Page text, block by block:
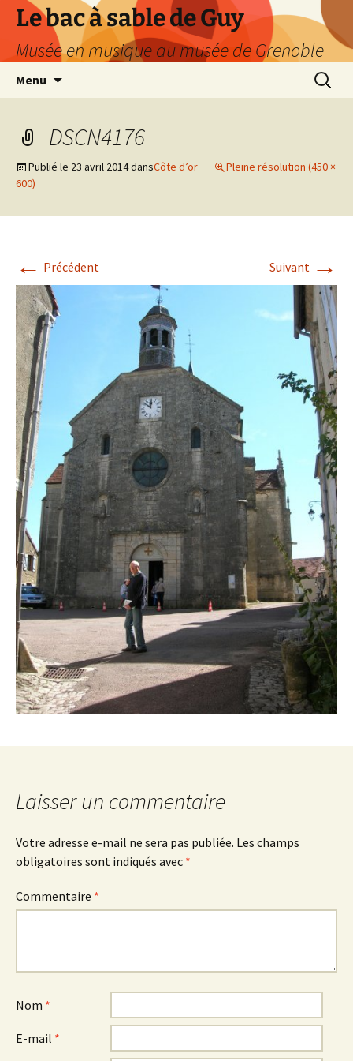
Le bac à sable de Guy
Musée en musique au musée de Grenoble
Menu
DSCN4176
Publié le 23 avril 2014dansCôte d’or
Pleine résolution (450 ×
600)
← Précédent Suivant →
Laisser un commentaire
Votre adresse e-mail ne sera pas publiée. Les champs
obligatoires sont indiqués avec *
Commentaire *
Nom *
E-mail *